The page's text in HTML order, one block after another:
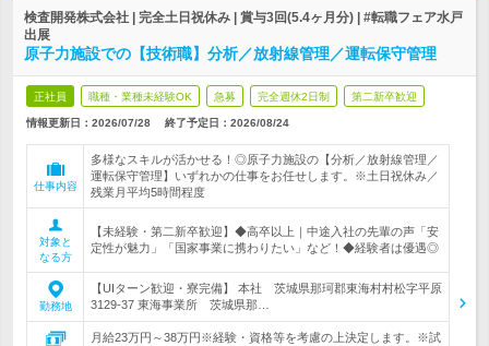
検査開発株式会社 | 完全土日祝休み | 賞与3回(5.4ヶ月分) | #転職フェア水戸
出展
原子力施設での【技術職】分析／放射線管理／運転保守管理
正社員 職種・業種未経験OK 急募 完全週休2日制 第二新卒歓迎
情報更新日：2026/07/28 終了予定日： 2026/08/24
仕事内容
多様なスキルが活かせる！◎原子力施設の【分析／放射線管理／
運転保守管理】いずれかの仕事をお任せします。※土日祝休み／
残業月平均5時間程度
対象と
なる方
【未経験・第二新卒歓迎】◆高卒以上｜中途入社の先輩の声「安
定性が魅力」「国家事業に携わりたい」など！◆経験者は優遇◎
勤務地
【UIターン歓迎・寮完備】 本社 茨城県那珂郡東海村村松字平原
3129-37 東海事業所 茨城県那…
月給23万円～38万円※経験・資格等を考慮の上決定します。※試